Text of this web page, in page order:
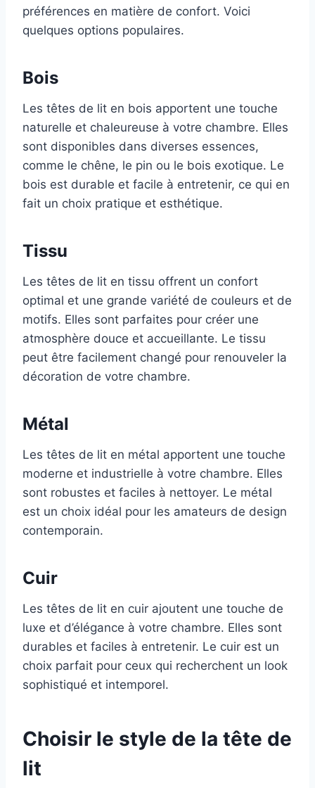
préférences en matière de confort. Voici
quelques options populaires.
Bois
Les têtes de lit en bois apportent une touche
naturelle et chaleureuse à votre chambre. Elles
sont disponibles dans diverses essences,
comme le chêne, le pin ou le bois exotique. Le
bois est durable et facile à entretenir, ce qui en
fait un choix pratique et esthétique.
Tissu
Les têtes de lit en tissu offrent un confort
optimal et une grande variété de couleurs et de
motifs. Elles sont parfaites pour créer une
atmosphère douce et accueillante. Le tissu
peut être facilement changé pour renouveler la
décoration de votre chambre.
Métal
Les têtes de lit en métal apportent une touche
moderne et industrielle à votre chambre. Elles
sont robustes et faciles à nettoyer. Le métal
est un choix idéal pour les amateurs de design
contemporain.
Cuir
Les têtes de lit en cuir ajoutent une touche de
luxe et d’élégance à votre chambre. Elles sont
durables et faciles à entretenir. Le cuir est un
choix parfait pour ceux qui recherchent un look
sophistiqué et intemporel.
Choisir le style de la tête de
lit